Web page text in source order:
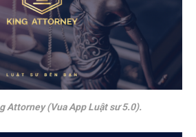
Attorney (Vua App Luật sư 5.0).